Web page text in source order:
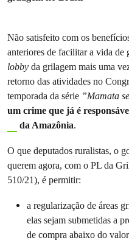
Não satisfeito com os
anteriores de facilitar a vida
lobby da grilagem mais uma
retorno das atividades no
temporada da série ”Mamata
um crime que já é
da Amazônia.
O que deputados ruralistas, o
querem agora, com o PL da
510/21), é permitir:
a regularização de áreas
elas sejam submetidas a
de compra abaixo do